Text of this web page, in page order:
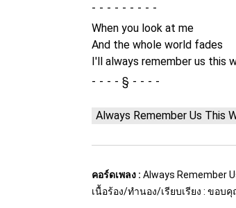
-
When you look at me
And the whole world fades
I'll always remember us this
§
Always Remember Us This
คอร์ดเพลง : Always Remember
เนื้อร้อง/ทำนอง/เรียบเรียง : ขอบ